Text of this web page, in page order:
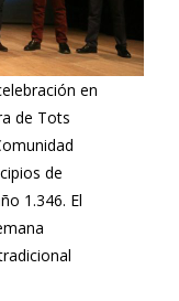
en
de Tots
de
1.346. El